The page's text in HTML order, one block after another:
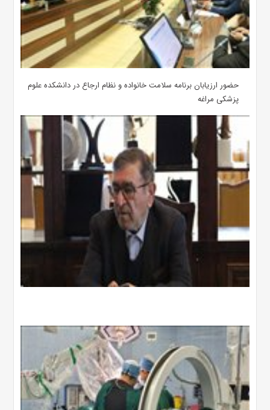
حضور ارزیابان برنامه سلامت خانواده و نظام ارجاع در دانشکده علوم
پزشکی مراغه